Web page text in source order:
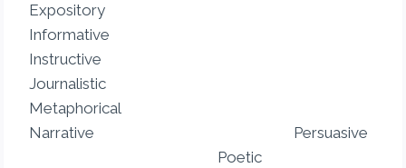
Expository
Informative
Instructive
Journalistic
Metaphorical
Narrative Persuasive
Poetic